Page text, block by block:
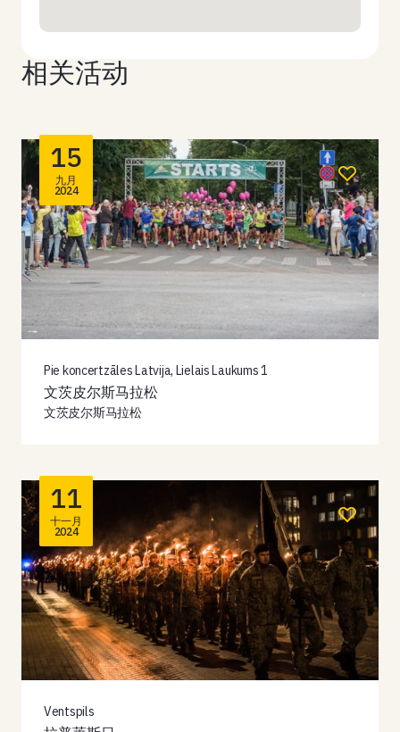
相关活动
15
九月
2024
Pie koncertzāles Latvija, Lielais Laukums 1
文茨皮尔斯马拉松
文茨皮尔斯马拉松
11
十一月
2024
Ventspils